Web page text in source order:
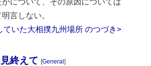
について、その原因については
言しない。
ていた大相撲九州場所 のつづき>
終えて [General ]